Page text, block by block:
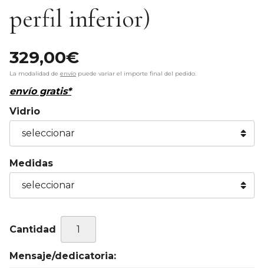
perfil inferior)
329,00€
La modalidad de envío puede variar el importe final del pedido.
envío gratis*
Vidrio
Medidas
Cantidad
Mensaje/dedicatoria: